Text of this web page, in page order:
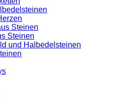
Steinen
Steinen
und Halbedelsteinen